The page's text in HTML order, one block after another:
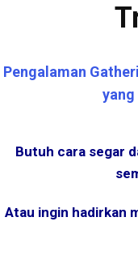
Pengalaman
Butuh cara segar
Atau ingin hadirkan